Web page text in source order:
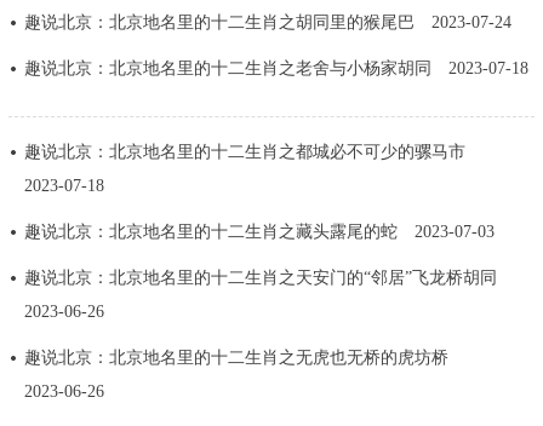
个人服务 法人服务
12345网上接诉即办
参与调查
趣说北京：北京地名里的十二生肖之胡同里的猴尾巴 2023-07-24
趣说北京：北京地名里的十二生肖之老舍与小杨家胡同 2023-07-18
趣说北京：北京地名里的十二生肖之都城必不可少的骡马市
2023-07-18
趣说北京：北京地名里的十二生肖之藏头露尾的蛇 2023-07-03
趣说北京：北京地名里的十二生肖之天安门的“邻居”飞龙桥胡同
2023-06-26
趣说北京：北京地名里的十二生肖之无虎也无桥的虎坊桥
2023-06-26